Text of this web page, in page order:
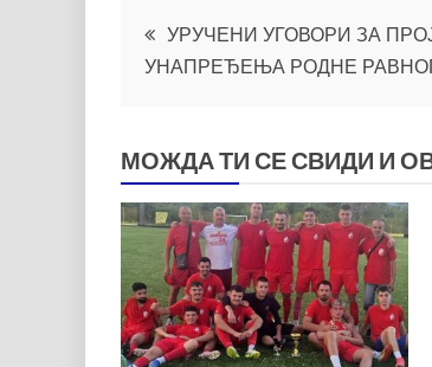
Кретање
чланка
УРУЧЕНИ УГОВОРИ ЗА
УНАПРЕЂЕЊА РОДНЕ
МОЖДА ТИ СЕ СВИДИ И